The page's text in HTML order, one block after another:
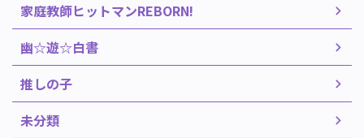
家庭教師ヒットマンREBORN!
幽☆遊☆白書
推しの子
未分類